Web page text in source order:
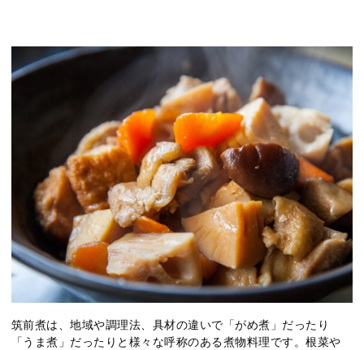
筑前煮は、地域や調理法、具材の違いで「がめ煮」だったり
「うま煮」だったりと様々な呼称のある煮物料理です。根菜や